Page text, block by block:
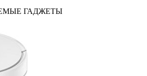
ГАДЖЕТЫ